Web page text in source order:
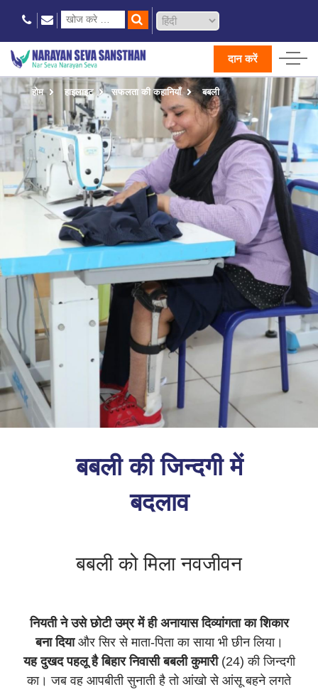
दान करें
होम हाइलाइट सफलता की कहानियाँ बबली
बबली की जिन्दगी में
बदलाव
बबली को मिला नवजीवन
नियती ने उसे छोटी उम्र में ही अनायास दिव्यांगता का शिकार
बना दियाऔर सिर से माता-पिता का साया भी छीन लिया।
यह दुखद पहलू है बिहार निवासी बबली कुमारी(24) की जिन्दगी
का। जब वह आपबीती सुनाती है तो आंखो से आंसू बहने लगते